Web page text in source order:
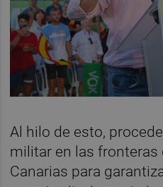
Al hilo de esto,
militar en las fronteras
Canarias para